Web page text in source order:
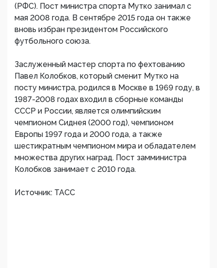
(РФС). Пост министра спорта Мутко занимал с
мая 2008 года. В сентябре 2015 года он также
вновь избран президентом Российского
футбольного союза.
Заслуженный мастер спорта по фехтованию
Павел Колобков, который сменит Мутко на
посту министра, родился в Москве в 1969 году, в
1987-2008 годах входил в сборные команды
СССР и России, является олимпийским
чемпионом Сиднея (2000 год), чемпионом
Европы 1997 года и 2000 года, а также
шестикратным чемпионом мира и обладателем
множества других наград. Пост замминистра
Колобков занимает с 2010 года.
Источник: ТАСС